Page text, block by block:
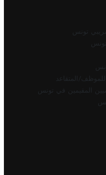
تونس
المتقاعد
المقيمين في تونس